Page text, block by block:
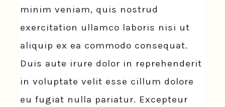
minim veniam, quis nostrud
exercitation ullamco laboris nisi ut
aliquip ex ea commodo consequat.
Duis aute irure dolor in reprehenderit
in voluptate velit esse cillum dolore
eu fugiat nulla pariatur. Excepteur